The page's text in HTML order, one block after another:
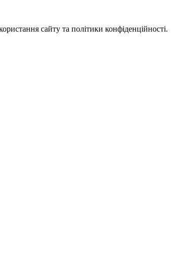
сайту та політики конфіденційності.